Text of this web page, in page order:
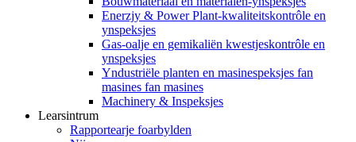
Enerzjy & Power Plant-kwaliteitskontrôle en
ynspeksjes
Gas-oalje en gemikaliën kwestjeskontrôle en
ynspeksjes
Yndustriële planten en masinespeksjes fan
masines fan masines
Machinery & Inspeksjes
Learsintrum
Rapportearje foarbylden